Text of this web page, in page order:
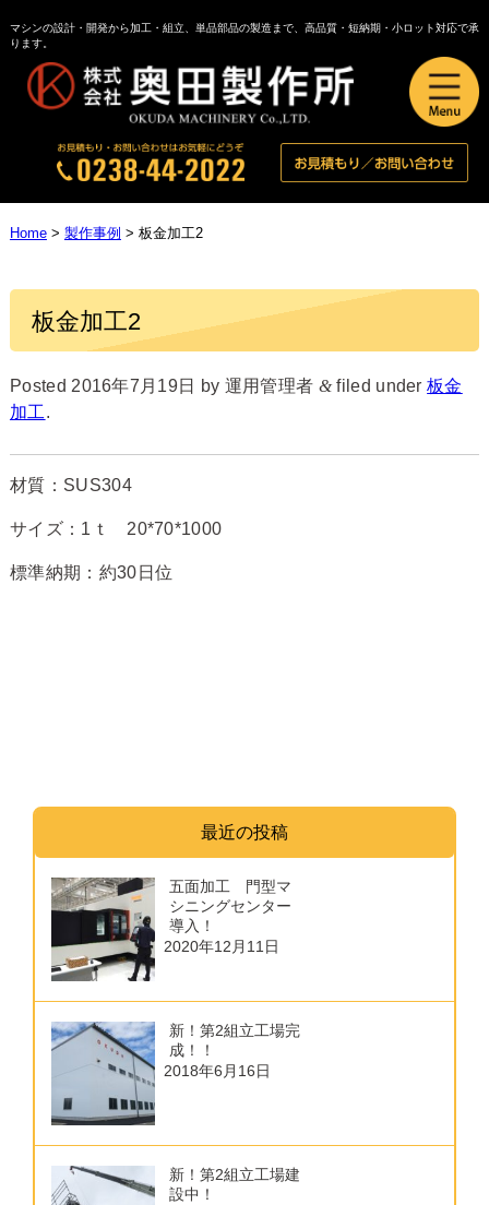
マシンの設計・開発から加工・組立、単品部品の製造まで、高品質・短納期・小ロット対応で承
ります。
Home> 製作事例 > 板金加工2
板金加工2
Posted2016年7月19日 by 運用管理者 &filed under板金
加工.
材質：SUS304
サイズ：1ｔ 20*70*1000
標準納期：約30日位
最近の投稿
五面加工 門型マ
シニングセンター
導入！
2020年12月11日
新！第2組立工場完
成！！
2018年6月16日
新！第2組立工場建
設中！